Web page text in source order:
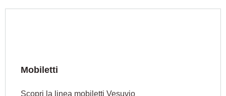
Mobiletti
Scopri la linea mobiletti Vesuvio